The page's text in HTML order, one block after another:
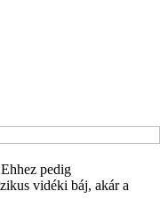
pedig
vidéki báj, akár a